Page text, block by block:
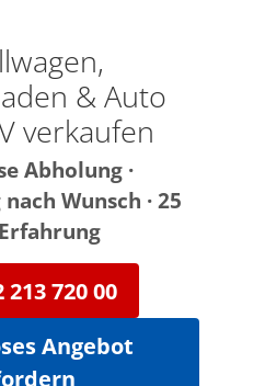
& Auto
verkaufen
Abholung ·
Wunsch · 25
720 00
Angebot